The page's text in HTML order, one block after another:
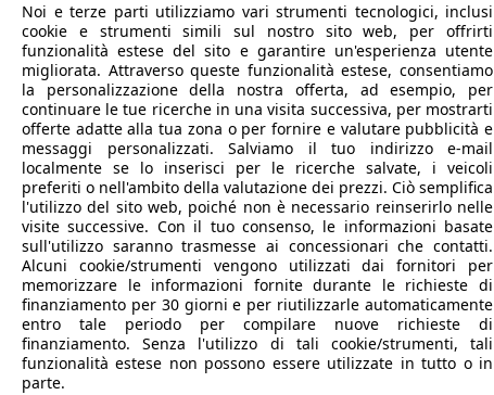
dati.
Noi e terze parti utilizziamo vari strumenti tecnologici, inclusi
cookie e strumenti simili sul nostro sito web, per offrirti
funzionalità estese del sito e garantire un'esperienza utente
migliorata. Attraverso queste funzionalità estese, consentiamo
la personalizzazione della nostra offerta, ad esempio, per
continuare le tue ricerche in una visita successiva, per mostrarti
offerte adatte alla tua zona o per fornire e valutare pubblicità e
messaggi personalizzati. Salviamo il tuo indirizzo e-mail
localmente se lo inserisci per le ricerche salvate, i veicoli
preferiti o nell'ambito della valutazione dei prezzi. Ciò semplifica
l'utilizzo del sito web, poiché non è necessario reinserirlo nelle
visite successive. Con il tuo consenso, le informazioni basate
sull'utilizzo saranno trasmesse ai concessionari che contatti.
Alcuni cookie/strumenti vengono utilizzati dai fornitori per
memorizzare le informazioni fornite durante le richieste di
finanziamento per 30 giorni e per riutilizzarle automaticamente
entro tale periodo per compilare nuove richieste di
finanziamento. Senza l'utilizzo di tali cookie/strumenti, tali
funzionalità estese non possono essere utilizzate in tutto o in
parte.